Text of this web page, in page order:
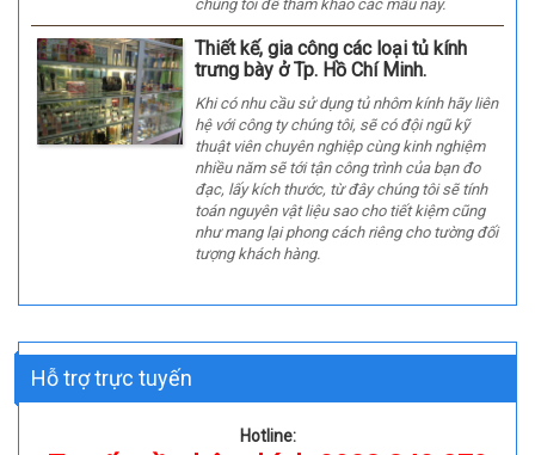
chúng tôi để tham khảo các mẫu này.
Thiết kế, gia công các loại tủ kính
trưng bày ở Tp. Hồ Chí Minh.
Khi có nhu cầu sử dụng tủ nhôm kính hãy liên
hệ với công ty chúng tôi, sẽ có đội ngũ kỹ
thuật viên chuyên nghiệp cùng kinh nghiệm
nhiều năm sẽ tới tận công trình của bạn đo
đạc, lấy kích thước, từ đây chúng tôi sẽ tính
toán nguyên vật liệu sao cho tiết kiệm cũng
như mang lại phong cách riêng cho tường đối
tượng khách hàng.
Hỗ trợ trực tuyến
Hotline: